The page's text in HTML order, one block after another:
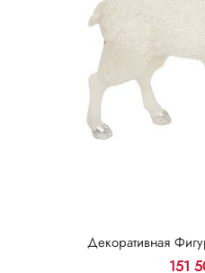
Декоративная
151